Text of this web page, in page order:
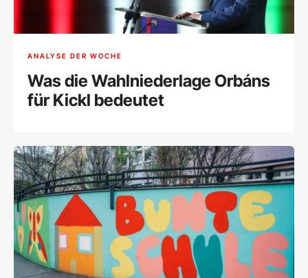
ANALYSE DER WOCHE
Was die Wahlniederlage Orbáns
für Kickl bedeutet